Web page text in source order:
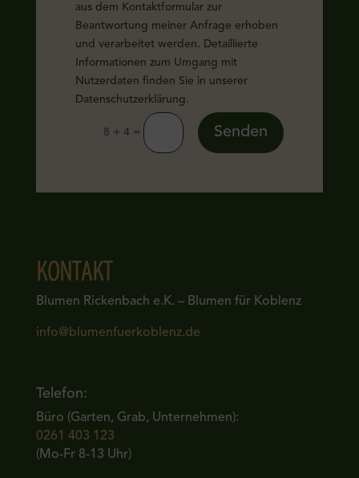
aus dem Kontaktformular zur
Beantwortung meiner Anfrage erhoben
und verarbeitet werden. Detaillierte
Informationen zum Umgang mit
Nutzerdaten finden Sie in unserer
Datenschutzerklärung.
8 + 4 = Senden
KONTAKT
Blumen Rickenbach e.K. – Blumen für Koblenz
info@blumenfuerkoblenz.de
Telefon:
Büro (Garten, Grab, Unternehmen):
0261 403 123
(Mo-Fr 8-13 Uhr)